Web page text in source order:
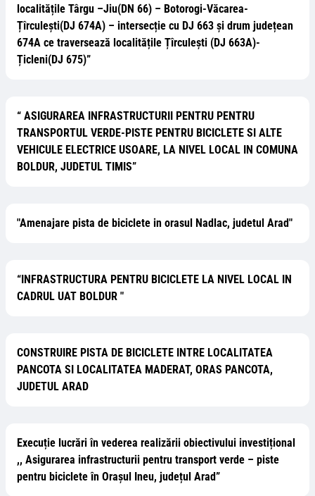
localitățile Târgu –Jiu(DN 66) – Botorogi-Văcarea-
Țîrculești(DJ 674A) – intersecție cu DJ 663 și drum județean
674A ce traversează localitățile Țîrculești (DJ 663A)-
Țicleni(DJ 675)”
“ ASIGURAREA INFRASTRUCTURII PENTRU PENTRU
TRANSPORTUL VERDE-PISTE PENTRU BICICLETE SI ALTE
VEHICULE ELECTRICE USOARE, LA NIVEL LOCAL IN COMUNA
BOLDUR, JUDETUL TIMIS”
"Amenajare pista de biciclete in orasul Nadlac, judetul Arad"
“INFRASTRUCTURA PENTRU BICICLETE LA NIVEL LOCAL IN
CADRUL UAT BOLDUR "
CONSTRUIRE PISTA DE BICICLETE INTRE LOCALITATEA
PANCOTA SI LOCALITATEA MADERAT, ORAS PANCOTA,
JUDETUL ARAD
Execuție lucrări în vederea realizării obiectivului investițional
,, Asigurarea infrastructurii pentru transport verde – piste
pentru biciclete în Orașul Ineu, județul Arad”